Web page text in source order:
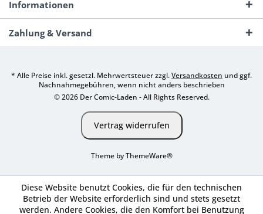
Informationen
Zahlung & Versand
* Alle Preise inkl. gesetzl. Mehrwertsteuer zzgl.Versandkosten und ggf.
Nachnahmegebühren, wenn nicht anders beschrieben
© 2026 Der Comic-Laden - All Rights Reserved.
Vertrag widerrufen
Theme byThemeWare®
Diese Website benutzt Cookies, die für den technischen
Betrieb der Website erforderlich sind und stets gesetzt
werden. Andere Cookies, die den Komfort bei Benutzung